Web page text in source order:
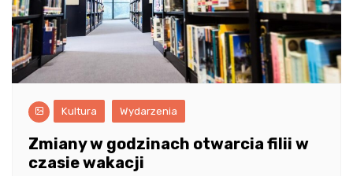
Kultura Wydarzenia
Zmiany w godzinach otwarcia filii w
czasie wakacji